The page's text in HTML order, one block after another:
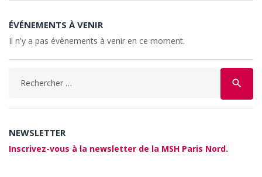
ÉVÉNEMENTS À VENIR
Il n'y a pas évènements à venir en ce moment.
search
NEWSLETTER
Inscrivez-vous à la newsletter de la MSH Paris Nord.